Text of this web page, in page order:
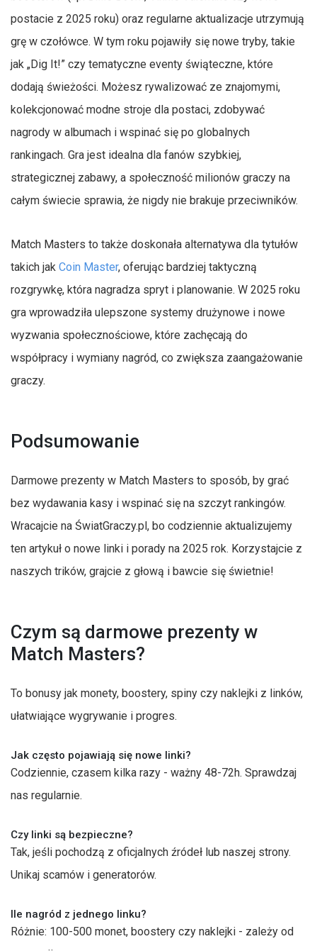
postacie z 2025 roku) oraz regularne aktualizacje utrzymują
grę w czołówce. W tym roku pojawiły się nowe tryby, takie
jak „Dig It!” czy tematyczne eventy świąteczne, które
dodają świeżości. Możesz rywalizować ze znajomymi,
kolekcjonować modne stroje dla postaci, zdobywać
nagrody w albumach i wspinać się po globalnych
rankingach. Gra jest idealna dla fanów szybkiej,
strategicznej zabawy, a społeczność milionów graczy na
całym świecie sprawia, że nigdy nie brakuje przeciwników.
Match Masters to także doskonała alternatywa dla tytułów
takich jak Coin Master, oferując bardziej taktyczną
rozgrywkę, która nagradza spryt i planowanie. W 2025 roku
gra wprowadziła ulepszone systemy drużynowe i nowe
wyzwania społecznościowe, które zachęcają do
współpracy i wymiany nagród, co zwiększa zaangażowanie
graczy.
Podsumowanie
Darmowe prezenty w Match Masters to sposób, by grać
bez wydawania kasy i wspinać się na szczyt rankingów.
Wracajcie na ŚwiatGraczy.pl, bo codziennie aktualizujemy
ten artykuł o nowe linki i porady na 2025 rok. Korzystajcie z
naszych trików, grajcie z głową i bawcie się świetnie!
Czym są darmowe prezenty w
Match Masters?
To bonusy jak monety, boostery, spiny czy naklejki z linków,
ułatwiające wygrywanie i progres.
Jak często pojawiają się nowe linki?
Codziennie, czasem kilka razy - ważny 48-72h. Sprawdzaj
nas regularnie.
Czy linki są bezpieczne?
Tak, jeśli pochodzą z oficjalnych źródeł lub naszej strony.
Unikaj scamów i generatorów.
Ile nagród z jednego linku?
Różnie: 100-500 monet, boostery czy naklejki - zależy od